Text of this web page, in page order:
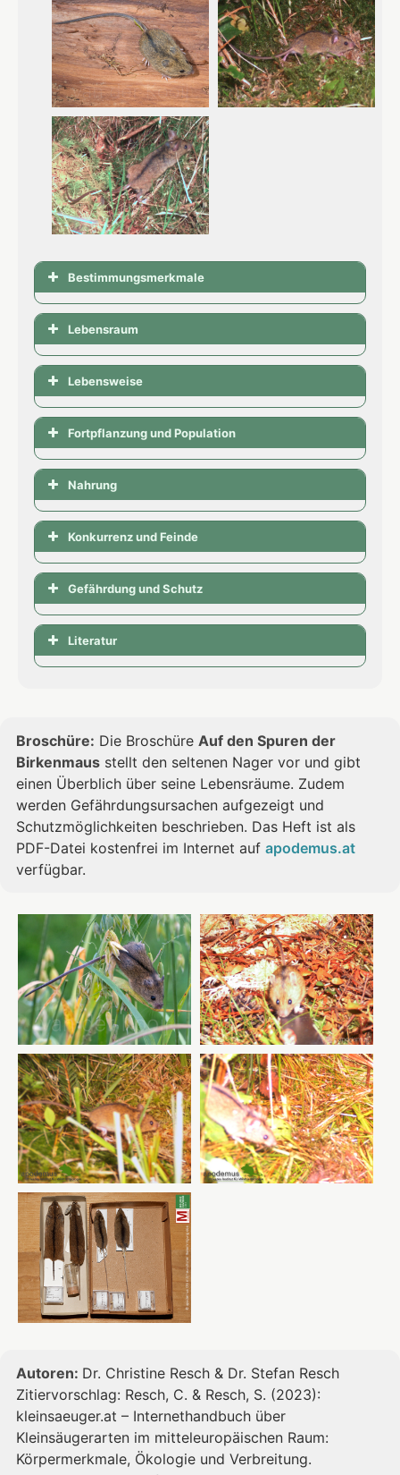
Bestimmungsmerkmale
Lebensraum
Aufgrund der ausgedehnten Verbreitung mit
einer Höhenamplitude zwischen
Lebensraumtypen zu finden. Sie bevorzugt
Waldrand- oder Mosaikstandorte mit hoher
Bodenfeuchtigkeit sowie einer dichten
Kraut- und Zwergstrauchvegetation. Im
Tiefland bewohnt sie vornehmlich Seen- und
Sumpfgebiete.
In den Bergregionen besiedelt sie
bodenfeuchte Laub- und Mischwälder. Im
Alpenraum ist die Waldbirkenmaus vermehrt
oberhalb der Waldgrenze anzutreffen, wo
sie Zwergstrauchheiden, Almwiesen oder
Moore bewohnt.
Lebensweise
Fortpflanzung und Population
Nahrung
Konkurrenz und Feinde
Gefährdung und Schutz
Literatur
Sicista
betulina
Sicista betulina
Sicista betulina
Broschüre: Die Broschüre Auf den Spuren der
Birkenmaus stellt den seltenen Nager vor und gibt
einen Überblich über seine Lebensräume. Zudem
werden Gefährdungsursachen aufgezeigt und
Schutzmöglichkeiten beschrieben. Das Heft ist als
PDF-Datei kostenfrei im Internet auf apodemus.at
verfügbar.
Autoren: Dr. Christine Resch & Dr. Stefan Resch
Zitiervorschlag: Resch, C. & Resch, S. (2023):
kleinsaeuger.at – Internethandbuch über
Kleinsäugerarten im mitteleuropäischen Raum:
Körpermerkmale, Ökologie und Verbreitung.